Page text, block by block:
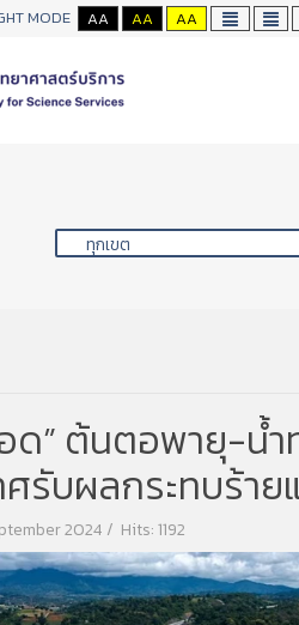
MODE AA AA AA
อด” ต้นตอพายุ-น้
ศรับผลกระทบร้า
2024 Hits: 1192